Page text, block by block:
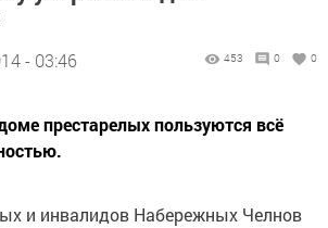
- 03:46 453 0 0
престарелых пользуются всё
и инвалидов Набережных Челнов